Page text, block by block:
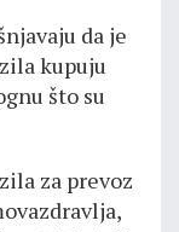
da je
kupuju
što su
za prevoz